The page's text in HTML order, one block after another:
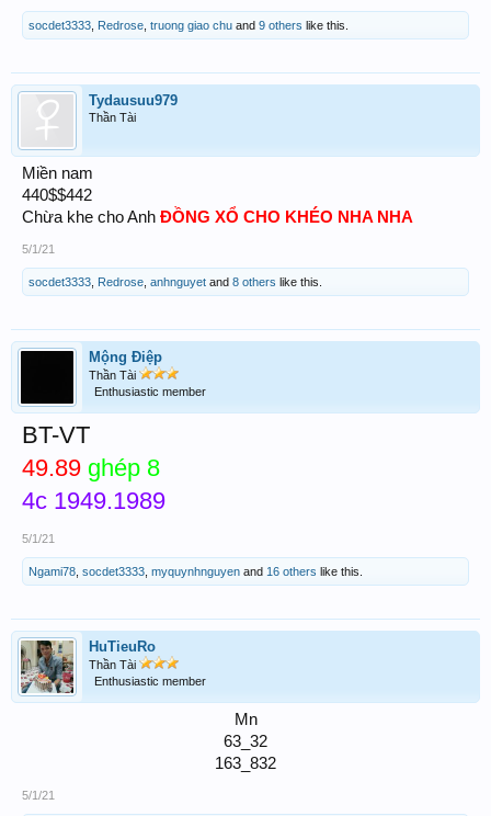
socdet3333 Redrose truong giao chu and 9 others like this.
Tydausuu979
Thần Tài
Miền nam
440$$442
Chừa khe cho Anh ĐỒNG XỔ CHO KHÉO NHA NHA
5/1/21
socdet3333 Redrose anhnguyet and 8 others like this.
Mộng Điệp
Thần Tài
Enthusiastic member
BT-VT
49.89 ghép 8
4c 1949.1989
5/1/21
Ngami78 socdet3333 myquynhnguyen and 16 others like this.
HuTieuRo
Thần Tài
Enthusiastic member
Mn
63_32
163_832​
5/1/21